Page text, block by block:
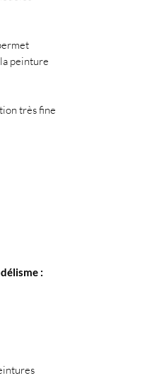
peinture
très fine
: